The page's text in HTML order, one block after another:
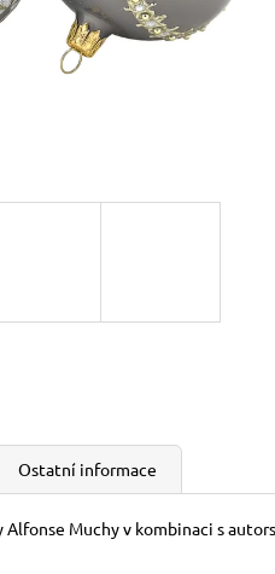
Ostatní informace
Muchy v kombinaci s
194 Kč